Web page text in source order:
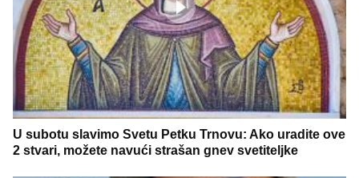
U subotu slavimo Svetu Petku Trnovu: Ako uradite ove
2 stvari, možete navući strašan gnev svetiteljke